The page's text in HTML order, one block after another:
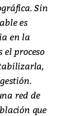
Sin
es
en la
proceso
red de
que